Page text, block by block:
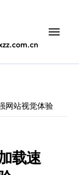
网站视觉体验
载速